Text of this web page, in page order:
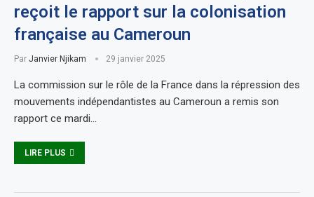
reçoit le rapport sur la colonisation
française au Cameroun
Par Janvier Njikam 29 janvier 2025
La commission sur le rôle de la France dans la répression des
mouvements indépendantistes au Cameroun a remis son
rapport ce mardi…
LIRE PLUS